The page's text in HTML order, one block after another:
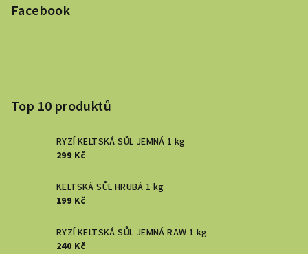
Facebook
Top 10 produktů
RYZÍ KELTSKÁ SŮL JEMNÁ 1 kg
299 Kč
KELTSKÁ SŮL HRUBÁ 1 kg
199 Kč
RYZÍ KELTSKÁ SŮL JEMNÁ RAW 1 kg
240 Kč